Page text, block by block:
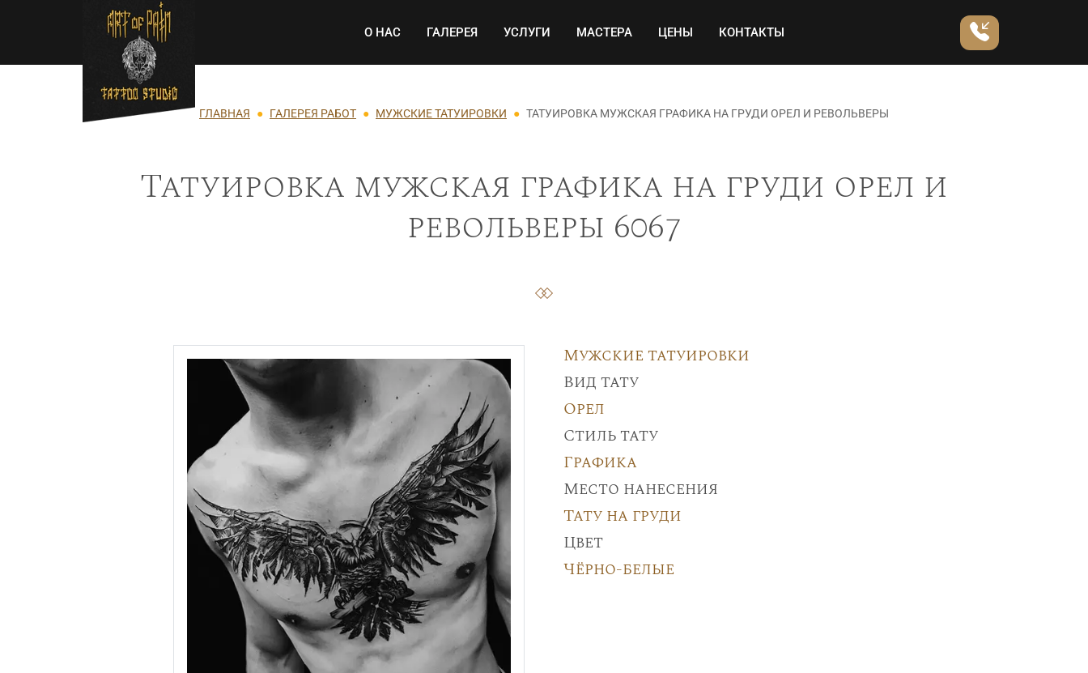
Перейти к основному содержанию Основная навигация
О НАС ГАЛЕРЕЯ УСЛУГИ МАСТЕРА ЦЕНЫ КОНТАКТЫ
Строка навигации
ГЛАВНАЯ ГАЛЕРЕЯ РАБОТ МУЖСКИЕ ТАТУИРОВКИ ТАТУИРОВКА МУЖСКАЯ ГРАФИКА НА ГРУДИ ОРЕЛ И РЕВОЛЬВЕРЫ
Татуировка мужская графика на груди орел и
револьверы 6067
Мужские татуировки
Вид тату
Орел
Стиль тату
Графика
Место нанесения
Тату на груди
Цвет
Чёрно-белые